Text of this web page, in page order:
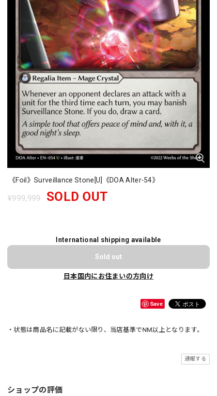
《Foil》Surveillance Stone[U]《DOA Alter-54》
¥999,999 SOLD OUT
International shipping available
Sold out
日本国内にお住まいの方向け
Save
・状態は商品名に記載がない限り、当店基準でNM以上となります。
通報する
ショップの評価